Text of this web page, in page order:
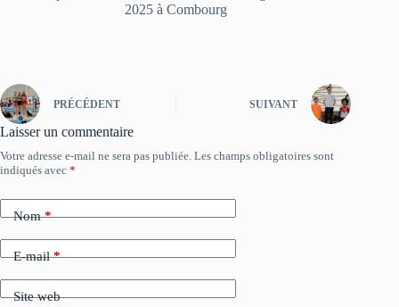
2025 à Combourg
PRÉCÉDENT SUIVANT
Laisser un commentaire
Votre adresse e-mail ne sera pas publiée. Les champs obligatoires sont
indiqués avec *
Nom*
E-mail*
Site web